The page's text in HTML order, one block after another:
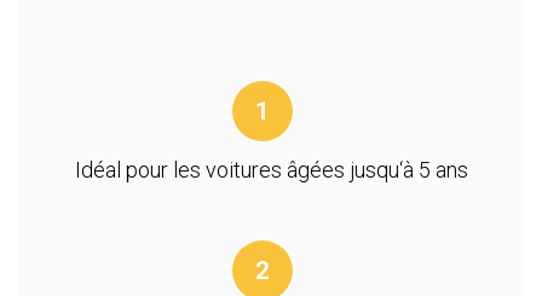
1
Idéal pour les voitures âgées jusqu‘à 5 ans
2